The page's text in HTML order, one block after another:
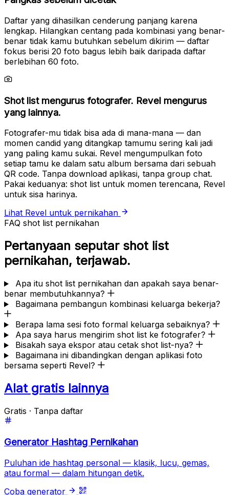
Daftar yang dihasilkan cenderung panjang karena
lengkap. Hilangkan centang pada kombinasi yang benar-
benar tidak kamu butuhkan sebelum dikirim — daftar
fokus berisi 20 foto bagus lebih baik daripada daftar
berlebihan 60 foto.
Shot list mengurus fotografer. Revel mengurus
yang lainnya.
Fotografer-mu tidak bisa ada di mana-mana — dan
momen candid yang ditangkap tamumu sering kali jadi
yang paling kamu sukai. Revel mengumpulkan foto
setiap tamu ke dalam satu album bersama dari sebuah
QR code. Tanpa download aplikasi, tanpa group chat.
Pakai keduanya: shot list untuk momen terencana, Revel
untuk sisa harinya.
Lihat Revel untuk pernikahan
FAQ shot list pernikahan
Pertanyaan seputar shot list
pernikahan, terjawab.
Apa itu shot list pernikahan dan apakah saya benar-
benar membutuhkannya?
Bagaimana pembangun kombinasi keluarga bekerja?
Berapa lama sesi foto formal keluarga sebaiknya?
Apa saya harus mengirim shot list ke fotografer?
Bisakah saya ekspor atau cetak shot list-nya?
Bagaimana ini dibandingkan dengan aplikasi foto
bersama seperti Revel?
Alat gratis lainnya
Gratis · Tanpa daftar
Generator Hashtag Pernikahan
Puluhan ide hashtag personal — klasik, lucu, gemas,
atau formal — dalam hitungan detik.
Coba generator